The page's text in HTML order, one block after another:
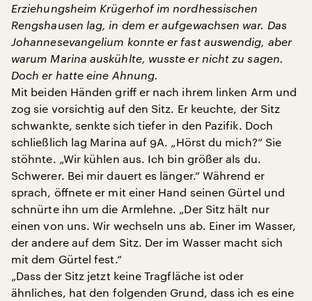
Erziehungsheim Krügerhof im nordhessischen
Rengshausen lag, in dem er aufgewachsen war. Das
Johannesevangelium konnte er fast auswendig, aber
warum Marina auskühlte, wusste er nicht zu sagen.
Doch er hatte eine Ahnung.
Mit beiden Händen griﬀ er nach ihrem linken Arm und
zog sie vorsichtig auf den Sitz. Er keuchte, der Sitz
schwankte, senkte sich tiefer in den Pazifik. Doch
schließlich lag Marina auf 9A. „Hörst du mich?“ Sie
stöhnte. „Wir kühlen aus. Ich bin größer als du.
Schwerer. Bei mir dauert es länger.“ Während er
sprach, öﬀnete er mit einer Hand seinen Gürtel und
schnürte ihn um die Armlehne. „Der Sitz hält nur
einen von uns. Wir wechseln uns ab. Einer im Wasser,
der andere auf dem Sitz. Der im Wasser macht sich
mit dem Gürtel fest.“
„Dass der Sitz jetzt keine Tragfläche ist oder
ähnliches, hat den folgenden Grund, dass ich es eine